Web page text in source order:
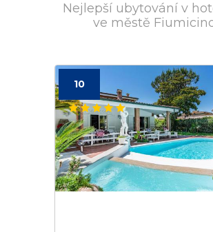
Nejlepší ubytování v
ve městě
10